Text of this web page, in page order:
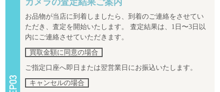
お品物が当店に到着しましたら、到着のご連絡をさせてい
ただき、査定を開始いたします。 査定結果は、1日〜3日以
内にご連絡させていただきます。
買取金額に同意の場合
ご指定口座へ即日または翌営業日にお振込いたします。
キャンセルの場合